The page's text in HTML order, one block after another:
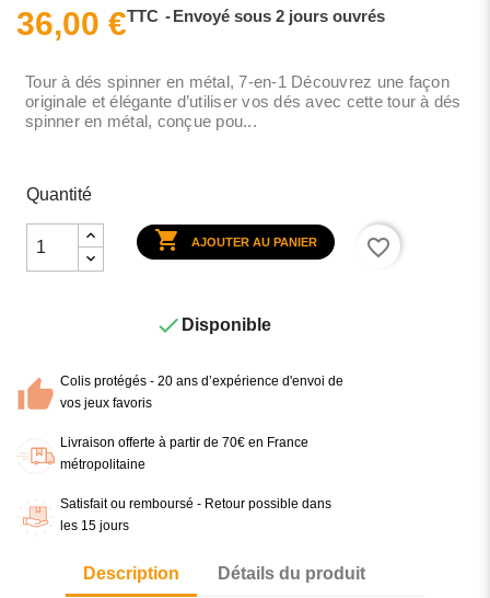
36,00 €TTC Envoyé sous 2 jours ouvrés
Tour à dés spinner en métal, 7-en-1 Découvrez une façon
originale et élégante d’utiliser vos dés avec cette tour à dés
spinner en métal, conçue pou...
Quantité
 AJOUTER AU PANIER favorite_border
 Disponible
Colis protégés - 20 ans d’expérience d'envoi de
vos jeux favoris
Livraison offerte à partir de 70€ en France
métropolitaine
Satisfait ou remboursé - Retour possible dans
les 15 jours
Description Détails du produit